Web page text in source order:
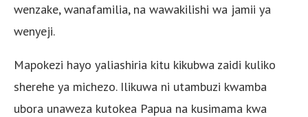
wenzake, wanafamilia, na wawakilishi wa jamii ya
wenyeji.
Mapokezi hayo yaliashiria kitu kikubwa zaidi kuliko
sherehe ya michezo. Ilikuwa ni utambuzi kwamba
ubora unaweza kutokea Papua na kusimama kwa